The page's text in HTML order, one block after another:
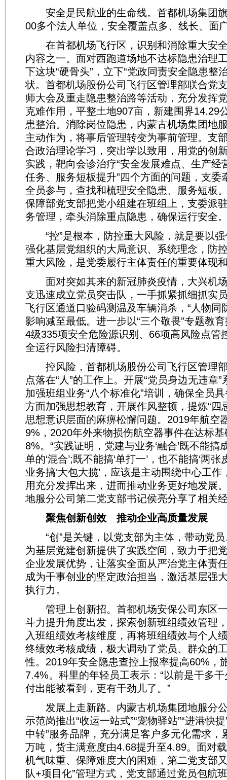
安全是民航业的生命线。首都机场集团
00多个法人单位，安全覆盖点多、线长、面
在首都机场飞行区，识别和消除重大安
内容之一。面对西跑道场地不达标隐患治理
下这块“硬骨头”，立下“党政同责安全隐患整
状。首都机场股份公司飞行区管理部联合党
师大会及重走隐患整治路等活动，充分发挥
克难作用，平整土地907亩，新建围界14.29
患整治。消除岗位隐患，内蒙古机场集团地
主动作为，将事后管理转变为事前管理。支
合政治理论学习，突出学以致用，用党的创
实践，靶向会诊治疗“安全发展难点、生产经
任务、服务短板提升”四个方面的问题，支委
全员参与，查找和梳理安全隐患、服务短板
保障部党支部把党小组建在班组上，支委派
务管理，牵头消除重点隐患，确保运行安全
“控”是根本，防控重大风险，就是要以强
强化基层党组织的大局意识、系统理念，防
重大风险，是党委履行主体责任的重要体现
面对突如其来的新冠肺炎疫情，大兴机
支迅速成立党员突击队，一手抓紧抓细抓实
飞行区通道口验码测温及车辆消杀，“人物同
影响减至最低。进一步以“三个敬畏”专题教
4级335项安全危险源识别、66项高风险点管
全运行风险扫清障碍。
控风险，首都机场股份公司飞行区管理
点落在“人”的工作上。开展“党员身边无违章
加强班组业务“八个标准化”培训，确保全员
方面加强思想教育，开展作风整顿，提炼“四
思想意识层面的麻痹松懈问题。2019年航空
9%，2020年外来物损伤航空器事件在达标
8%。“实践证明，党建与业务‘融合’既不能搞
单的‘混合’;既不能搞‘单打一’，也不能搞‘两
业务搞‘大包大揽’，应该是主动围绕中心工
用充分发挥出来，进而推动业务更好地发展
地服分公司第二党支部书记侯亮分享了相关
聚焦创新创效 推动企业高质量发展
“创”是关键，以党支部为主体，带动党员
为基层党建创新提供了实践空间，致力于把
企业发展优势，让落实全面从严治党主体责
成为干事创业的坚定政治担当，激活基层强
执行力。
管理上创新招。首都机场安保公司东区
斗力提升角度出发，探索创新班组绩效管理
入班组绩效考核维度，再将班组绩效与个人
终绩效考核成绩，极大调动了党员、群众的
性。2019年安全隐患查控上报率提高60%，
7.4%。科里的年轻员工表示：“以前是干多
付出能被看到，更有干劲儿了。”
发展上走新路。内蒙古机场集团地服分
示范岗推出“收运一站式”“宠物驿站”“进港快
中转”服务品牌，充分满足客户多元化需求，
万吨，货主满意度由4.68提升至4.89。面对
机气味重、保障难度大的困难，第二党支部
队+项目化”管理方式，党支部通过党员包航